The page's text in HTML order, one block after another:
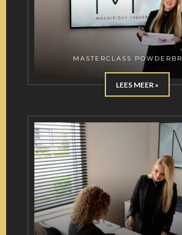
MASTERCLASS
LEES MEER »